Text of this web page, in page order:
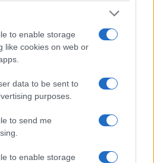
to enable storage
like cookies on web or
data to be sent to
purposes.
to send me
to enable storage
από την τουρκική
χρόνια κατοχής δεν